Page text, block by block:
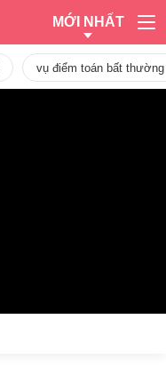
MỚI NHẤT
vụ điểm toán bất